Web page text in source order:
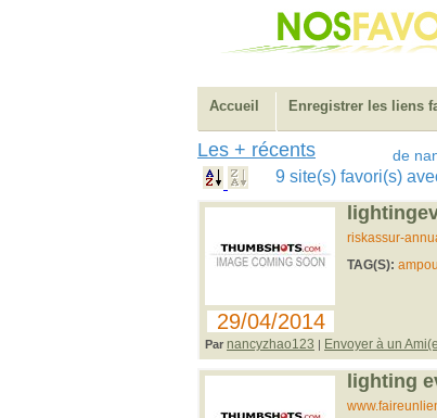
Accueil Enregistrer les liens
Les + récents de
9 site(s) favori(s)
29/04/2014
riskassur-
TAG(S):
Par nancyzhao123 | Envoyer à un
lighting